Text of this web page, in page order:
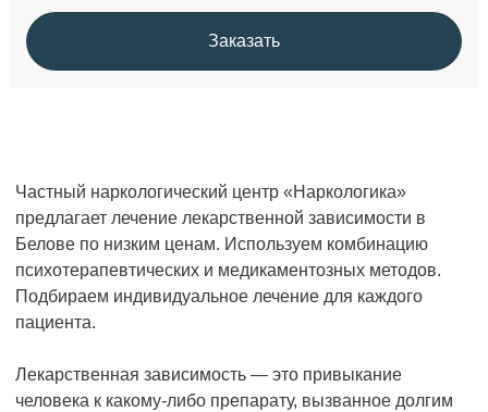
Заказать
Частный наркологический центр «Наркологика»
предлагает лечение лекарственной зависимости в
Белове по низким ценам. Используем комбинацию
психотерапевтических и медикаментозных методов.
Подбираем индивидуальное лечение для каждого
пациента.
Лекарственная зависимость — это привыкание
человека к какому-либо препарату, вызванное долгим